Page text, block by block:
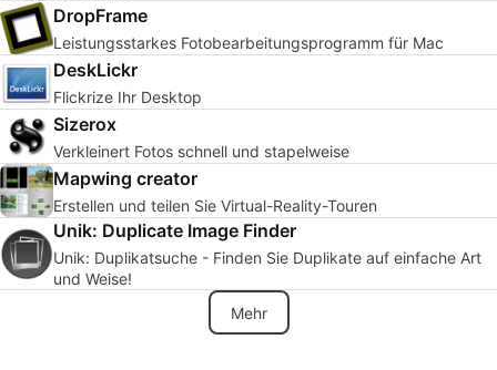
DropFrame
Leistungsstarkes Fotobearbeitungsprogramm für Mac
DeskLickr
Flickrize Ihr Desktop
Sizerox
Verkleinert Fotos schnell und stapelweise
Mapwing creator
Erstellen und teilen Sie Virtual-Reality-Touren
Unik: Duplicate Image Finder
Unik: Duplikatsuche - Finden Sie Duplikate auf einfache Art
und Weise!
Mehr